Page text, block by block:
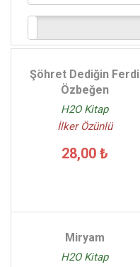
Şöhret Dediğin Ferdi
Özbeğen
H2O Kitap
İlker Özünlü
28,00 ₺
Miryam
H2O Kitap